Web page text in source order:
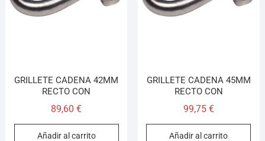
GRILLETE CADENA 42MM
RECTO CON
89,60€
Añadir al carrito
GRILLETE CADENA 45MM
RECTO CON
99,75 €
Añadir al carrito